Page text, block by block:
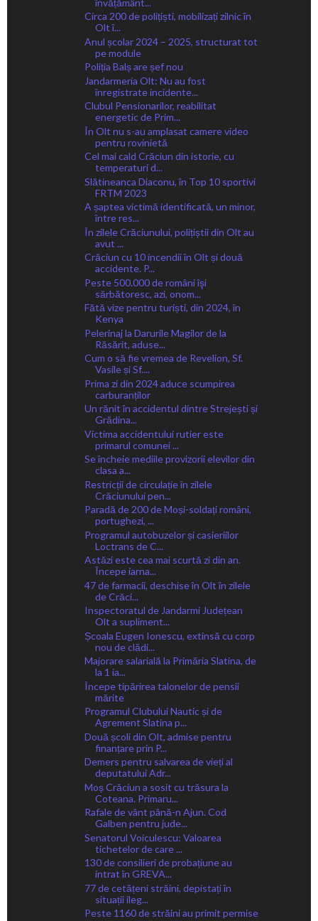
Circa 200 de polițiști, mobilizați zilnic în
Olt î...
Anul școlar 2024 – 2025, structurat tot
pe module
Poliția Balș are șef nou
Jandarmeria Olt: Nu au fost
înregistrate incidente...
Clubul Pensionarilor, reabilitat
energetic de Prim...
În Olt nu s-au amplasat camere video
pentru rovinietă
Cel mai cald Crăciun din istorie, cu
temperaturi d...
Slătineanca Diaconu, în Top 10 sportivi
FRTM 2023
A șaptea victimă identificată, un minor,
între res...
În zilele Crăciunului, polițiștii din Olt au
avut ...
Crăciun cu 10 incendii în Olt și două
accidente. P...
Peste 500.000 de români îşi
sărbătoresc, azi, onom...
Fătă vize pentru turiști, din 2024, în
Kenya
Pelerinaj la Darurile Magilor de la
Răsărit, aduse...
Cum o să fie vremea de Revelion, Sf.
Vasile și Sf....
Prima zi din 2024 aduce scumpirea
carburanților
Un rănit în accidentul dintre Strejești și
Grădina...
Victima accidentului rutier este
primarul comunei ...
Se încheie mediile provizorii elevilor din
clasa a...
Restricții de circulație în zilele
Crăciunului pen...
Paradă de 200 de Moși-soldați români,
portughezi, ...
Programul autobuzelor și casieriilor
Loctrans de C...
Astăzi este cea mai scurtă zi din an.
Începe iarna...
47 de farmacii, deschise în Olt în zilele
de Crăci...
Inspectoratul de Jandarmi Județean
Olt a supliment...
Școala Eugen Ionescu, extinsă cu corp
nou de clădi...
Majorare salarială la Primăria Slatina, de
la 1 ia...
Începe tipărirea talonelor de pensii
mărite
Programul Clubului Nautic și de
Agrement Slatina p...
Două școli din Olt, admise pentru
finanțare prin P...
Demers pentru salvarea de vieți al
deputatului Adr...
Moș Crăciun a sosit cu trăsura la
Coteana. Primaru...
Rafale de vânt până-n Ajun. Cod
Galben pentru jude...
Senatorul Voiculescu: Valoarea
tichetelor de care ...
130 de consilieri de probațiune au
intrat în GREVA...
77 de cetățeni străini, depistați în
situații ileg...
Peste 1160 de străini au primit permise